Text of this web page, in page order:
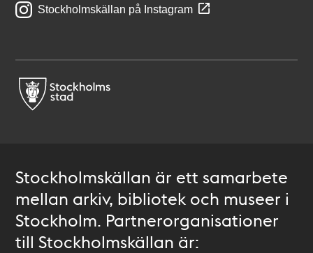
Stockholmskällan på Instagram
Stockholmskällan är ett samarbete
mellan arkiv, bibliotek och museer i
Stockholm. Partnerorganisationer
till Stockholmskällan är: